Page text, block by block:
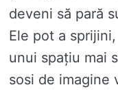
deveni să pară
Ele pot a
unui spațiu mai
sosi de imagine